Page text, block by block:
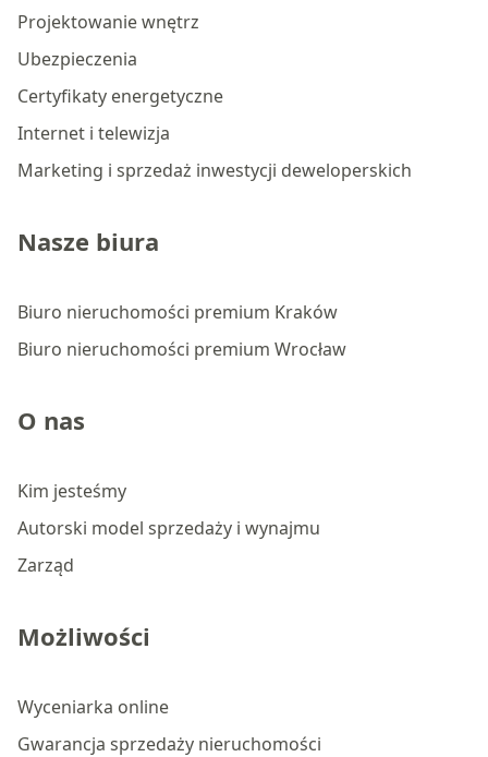
Projektowanie wnętrz
Ubezpieczenia
Certyfikaty energetyczne
Internet i telewizja
Marketing i sprzedaż inwestycji deweloperskich
Nasze biura
Biuro nieruchomości premium Kraków
Biuro nieruchomości premium Wrocław
O nas
Kim jesteśmy
Autorski model sprzedaży i wynajmu
Zarząd
Możliwości
Wyceniarka online
Gwarancja sprzedaży nieruchomości